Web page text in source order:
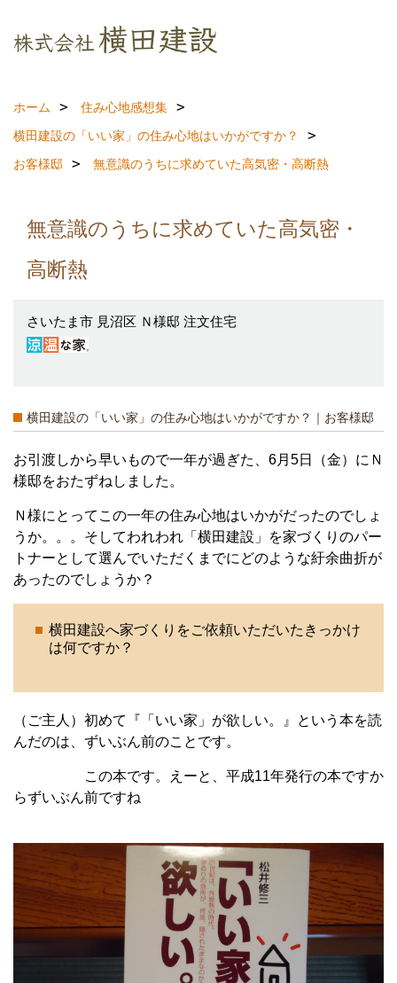
ホーム
住み心地感想集
横田建設の「いい家」の住み心地はいかがですか？
お客様邸
無意識のうちに求めていた高気密・高断熱
無意識のうちに求めていた高気密・
高断熱
さいたま市 見沼区 Ｎ様邸 注文住宅
横田建設の「いい家」の住み心地はいかがですか？｜お客様邸
お引渡しから早いもので一年が過ぎた、6月5日（金）にＮ
様邸をおたずねしました。
Ｎ様にとってこの一年の住み心地はいかがだったのでしょ
うか。。。そしてわれわれ「横田建設」を家づくりのパー
トナーとして選んでいただくまでにどのような紆余曲折が
あったのでしょうか？
横田建設へ家づくりをご依頼いただいたきっかけ
は何ですか？
（ご主人）初めて『「いい家」が欲しい。』という本を読
んだのは、ずいぶん前のことです。
この本です。えーと、平成11年発行の本ですか
らずいぶん前ですね